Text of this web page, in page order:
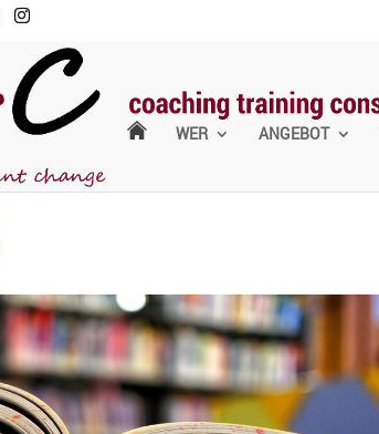
WER ANGEBOT